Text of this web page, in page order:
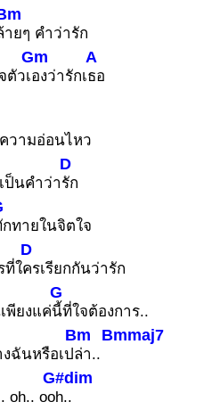
C#
X
ายๆ คำว่ารัก
ตัวเ
Gm
องว่ารักเ
A
ธอ
วามอ่อนไหว
ป็นคำว่า
D
รัก
ทายในจิตใจ
ที่ใ
D
ครเรียกกันว่ารัก
พียงแค่
G
นี้ที่ใจต้องการ..
ฉันหรือเป
Bm
ล่า..
Bmmaj7
oh.. oo
G#dim
h..